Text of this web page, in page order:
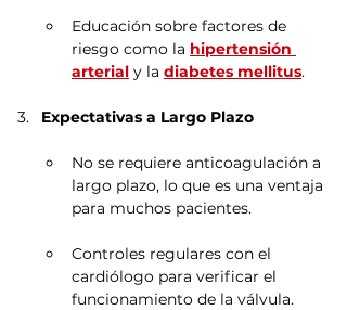
Educación sobre factores de
riesgo como la hipertensión
arterial y la diabetes mellitus.
Expectativas a Largo Plazo
No se requiere anticoagulación a
largo plazo, lo que es una ventaja
para muchos pacientes.
Controles regulares con el
cardiólogo para verificar el
funcionamiento de la válvula.